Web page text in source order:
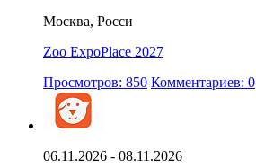
Москва, Росси
Zoo ExpoPlace 2027
Просмотров: 850 Комментариев: 0
06.11.2026 - 08.11.2026